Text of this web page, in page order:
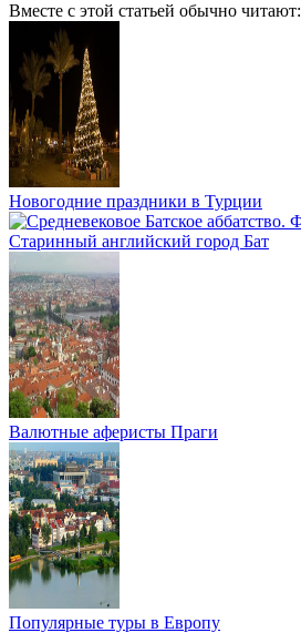
Вместе с этой статьей обычно читают:
Новогодние праздники в Турции
Старинный английский город Бат
Валютные аферисты Праги
Популярные туры в Европу